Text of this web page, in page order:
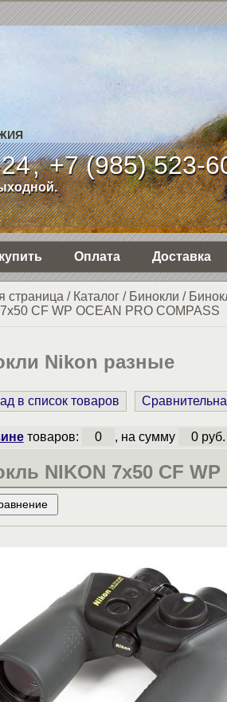
,+7 (985) 523-
Оплата Доставка
страница / Каталог/ Бинокли /
CF WP OCEAN PRO COMPASS
Nikon разные
в список товаров
товаров: 0 , на сумму 0 руб.
NIKON 7x50 CF WP